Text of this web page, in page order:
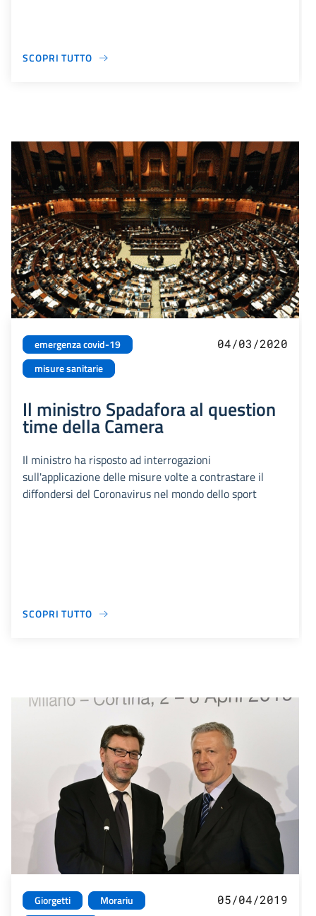
SCOPRI TUTTO
emergenza covid-19
misure sanitarie
04/03/2020
Il ministro Spadafora al question
time della Camera
Il ministro ha risposto ad interrogazioni
sull'applicazione delle misure volte a contrastare il
diffondersi del Coronavirus nel mondo dello sport
SCOPRI TUTTO
Giorgetti
Morariu
05/04/2019